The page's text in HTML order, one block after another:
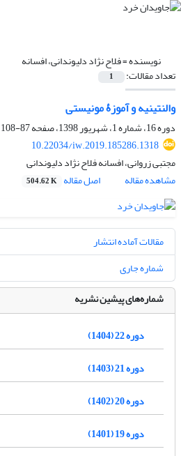
نویسنده =فلاح نژاد دلیوندانی، افسانه
تعداد مقالات: 1
والنتینیه و آموزۀ مونیستی
دوره 16، شماره 1، شهریور 1398، صفحه
87-108
10.22034/iw.2019.185286.1318
مجتبی زروانی، افسانه فلاح نژاد دلیوندانی
مشاهده مقاله
اصل مقاله 504.62 K
مقالات آماده انتشار
شماره جاری
شماره‌های پیشین نشریه
دوره 22 (1404)
دوره 21 (1403)
دوره 20 (1402)
دوره 19 (1401)